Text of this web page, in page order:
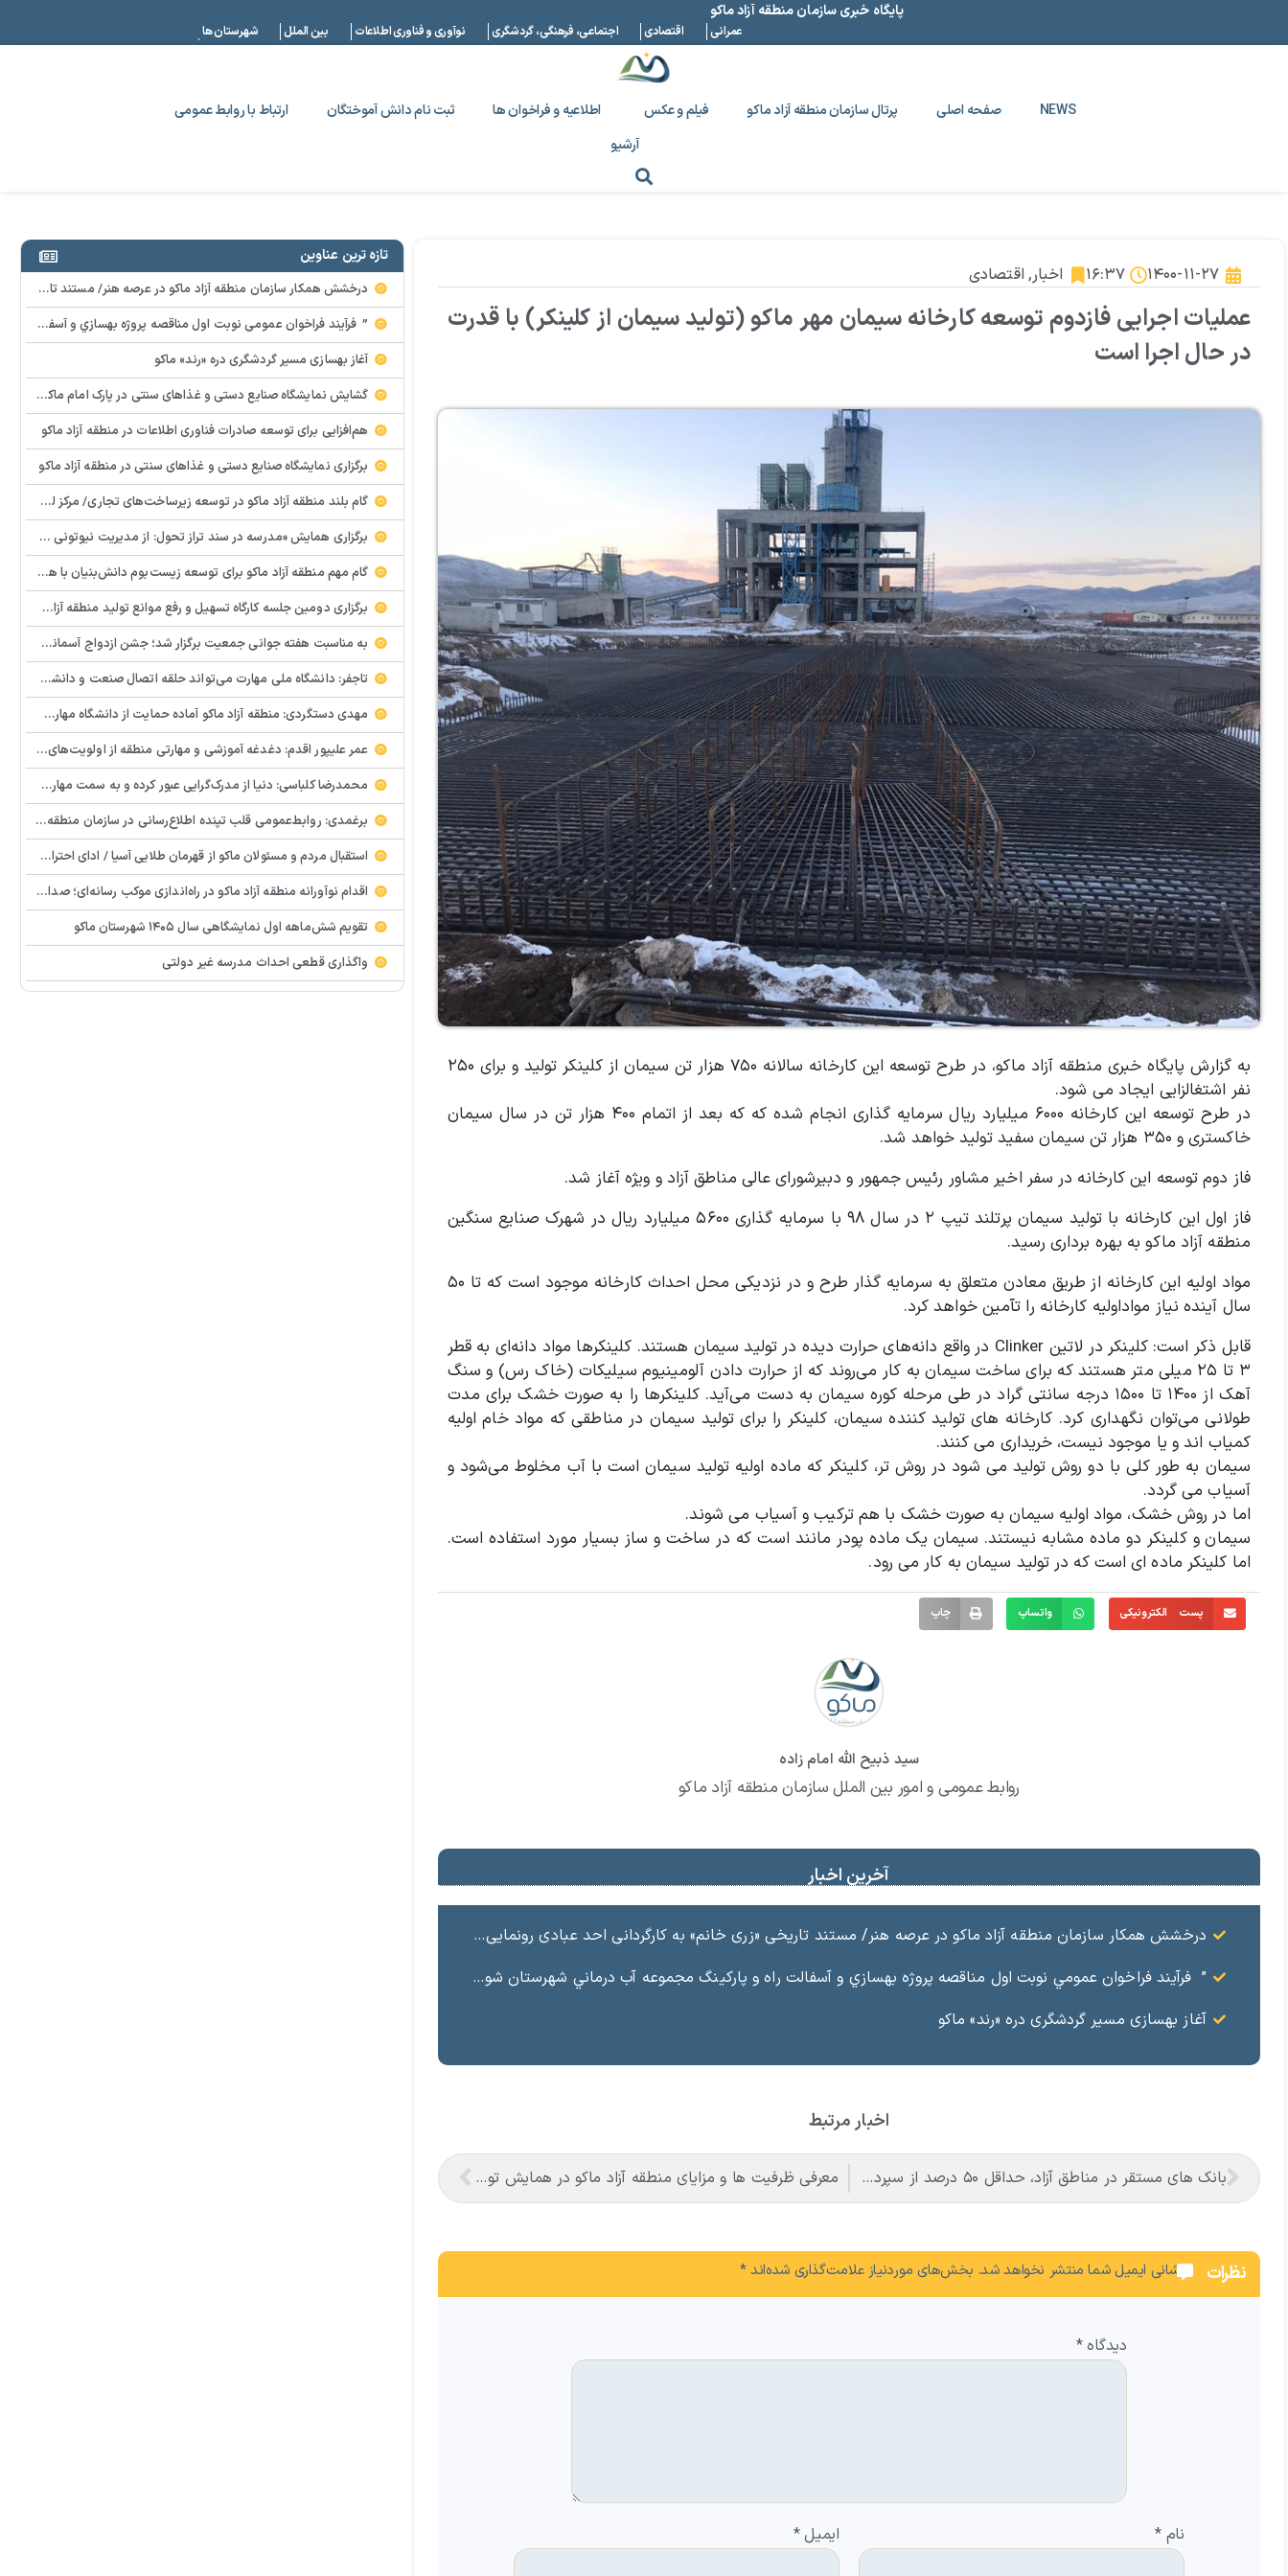
پایگاه خبری سازمان منطقه آزاد ماکو
عمرانی اقتصادی اجتماعی، فرهنگی، گردشگری نوآوری و فناوری اطلاعات بین الملل شهرستان ها
NEWS صفحه اصلی پرتال سازمان منطقه آزاد ماکو فیلم و عکس اطلاعیه و فراخوان ها ثبت نام دانش آموختگان
ارتباط با روابط عمومی
آرشیو
۱۴۰۰-۱۱-۲۷ ۱۶:۳۷ اخبار, اقتصادی
عملیات اجرایی فازدوم توسعه کارخانه سیمان مهر ماکو (تولید سیمان از کلینکر) با قدرت
در حال اجرا است
به گزارش پایگاه خبری منطقه آزاد ماکو، در طرح توسعه این کارخانه سالانه ۷۵۰ هزار تن سیمان از کلینکر تولید و برای ۲۵۰
نفر اشتغالزایی ایجاد می شود.
در طرح توسعه این کارخانه ۶۰۰۰ میلیارد ریال سرمایه گذاری انجام شده که که بعد از اتمام ۴۰۰ هزار تن در سال سیمان
خاکستری و ۳۵۰ هزار تن سیمان سفید تولید خواهد شد.
فاز دوم توسعه این کارخانه در سفر اخیر مشاور رئیس جمهور و دبیرشورای عالی مناطق آزاد و ويژه آغاز شد.
فاز اول این کارخانه با تولید سیمان پرتلند تیپ ۲ در سال ۹۸ با سرمایه گذاری ۵۶۰۰ میلیارد ریال در شهرک صنایع سنگین
منطقه آزاد ماکو به بهره برداری رسید.
مواد اولیه این کارخانه از طریق معادن متعلق به سرمایه گذار طرح و در نزدیکی محل احداث کارخانه موجود است که تا ۵۰
سال آینده نیاز مواداولیه کارخانه را تآمین خواهد کرد.
قابل ذکر است: کلینکر در لاتین Clinker در واقع دانه‌های حرارت دیده در تولید سیمان هستند. کلینکرها مواد دانه‌ای به قطر
۳ تا ۲۵ میلی متر هستند که برای ساخت سیمان به کار می‌روند که از حرارت دادن آلومینیوم سیلیکات (خاک رس) و سنگ
آهک از ۱۴۰۰ تا ۱۵۰۰ درجه سانتی گراد در طی مرحله کوره سیمان به دست می‌آید. کلینکرها را به صورت خشک برای مدت
طولانی می‌توان نگهداری کرد. کارخانه‎ های تولید کننده سیمان، کلینکر را برای تولید سیمان در مناطقی که مواد خام اولیه
کمیاب‎ اند و یا موجود نیست، خریداری می‎ کنند.
سیمان به طور کلی با دو روش تولید می‎ شود در روش تر، کلینکر که ماده اولیه تولید سیمان است با آب مخلوط می‌شود و
آسیاب می‎ گردد.
اما در روش خشک، مواد اولیه سیمان به صورت خشک با هم ترکیب و آسیاب می‎ شوند.
سیمان و کلینکر دو ماده مشابه نیستند. سیمان یک ماده پودر مانند است که در ساخت و ساز بسیار مورد استفاده است.
اما کلینکر ماده ‎ای است که در تولید سیمان به کار می‎ رود.
پست الکترونیکی واتساپ چاپ
سید ذبیح الله امام زاده
روابط عمومی و امور بین الملل سازمان منطقه آزاد ماکو
آخرین اخبار
درخشش همکار سازمان منطقه آزاد ماکو در عرصه هنر/ مستند تاریخی «زری خانم» به کارگردانی احد عبادی رونمایی شد
” فرآيند فراخوان عمومي نوبت اول مناقصه پروژه بهسازي و آسفالت راه و پاركينگ مجموعه آب درماني شهرستان شوط منطقه آزاد ماكو “
آغاز بهسازی مسیر گردشگری دره «رند» ماکو
اخبار مرتبط
بانک های مستقر در مناطق آزاد، حداقل ۵۰ درصد از سپرده های مناطق را به اعطای تسهیلات در همان منطقه اختصاص می دهند معرفی ظرفیت ها و مزایای منطقه آزاد ماکو در همایش توسعه تجارت ایران و ترکیه دراستان خراسان
نظرات نشانی ایمیل شما منتشر نخواهد شد. بخش‌های موردنیاز علامت‌گذاری شده‌اند*
دیدگاه*
نام* ایمیل*
تازه ترین عناوین
درخشش همکار سازمان منطقه آزاد ماکو در عرصه هنر/ مستند تاریخی «زری خانم» به کارگردانی احد عبادی رونمایی شد
” فرآيند فراخوان عمومي نوبت اول مناقصه پروژه بهسازي و آسفالت راه و پاركينگ مجموعه آب درماني شهرستان شوط منطقه آزاد ماكو “
آغاز بهسازی مسیر گردشگری دره «رند» ماکو
گشایش نمایشگاه صنایع دستی و غذاهای سنتی در پارک امام ماکو با محوریت توانمندسازی زنان
هم‌افزایی برای توسعه صادرات فناوری اطلاعات در منطقه آزاد ماکو
برگزاری نمایشگاه صنایع دستی و غذاهای سنتی در منطقه آزاد ماکو
گام بلند منطقه آزاد ماکو در توسعه زیرساخت‌های تجاری/ مرکز لجستیک مرزی بازرگان تصویب شد
️برگزاری همایش «مدرسه در سند تراز تحول: از مدیریت نیوتونی به رهبری کوانتومی» با مشارکت سازمان منطقه آزاد ماکو
گام مهم منطقه آزاد ماکو برای توسعه زیست‌بوم دانش‌بنیان با همکاری مرکز نوآوری و شتابدهنده‌های استارتاپ
برگزاری دومین جلسه کارگاه تسهیل و رفع موانع تولید منطقه آزاد ماکو
به مناسبت هفته جوانی جمعیت برگزار شد؛ جشن ازدواج آسمانی و ازدواج آسان در شهرستان پلدشت
تاجفر: دانشگاه ملی مهارت می‌تواند حلقه اتصال صنعت و دانشگاه باشد
مهدی دستگردی: منطقه آزاد ماکو آماده حمایت از دانشگاه مهارت‌محور است
عمر علیپور اقدم: دغدغه آموزشی و مهارتی منطقه از اولویت‌های اصلی ماست
محمدرضا کلباسی: دنیا از مدرک‌گرایی عبور کرده و به سمت مهارت حرکت می‌کند
برغمدی: روابط‌عمومی قلب تپنده اطلاع‌رسانی در سازمان منطقه آزاد ماکو است
استقبال مردم و مسئولان ماکو از قهرمان طلایی آسیا / ادای احترام ابوالفضل پیشه‌ور به شهدای گمنام
اقدام نوآورانه منطقه آزاد ماکو در راه‌اندازی موکب رسانه‌ای؛ صدای مردم از دل تجمعات طنین‌انداز شد
تقویم شش‌ماهه اول نمایشگاهی سال ۱۴۰۵ شهرستان ماکو
واگذاری قطعی احداث مدرسه غیر دولتی